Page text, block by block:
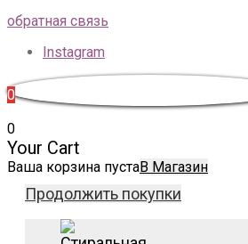
обратная связь
Instagram
0
0
Your Cart
Ваша корзина пустаВ Магазин
Продолжить покупки